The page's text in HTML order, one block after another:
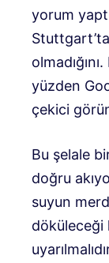
yorum
yüzden
çekici
Bu şelale
doğru
suyun
döküleceği